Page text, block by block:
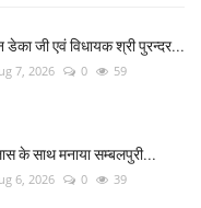
डेका जी एवं विधायक श्री पुरन्दर...
7, 2026 0 59
के साथ मनाया सम्बलपुरी...
6, 2026 0 39